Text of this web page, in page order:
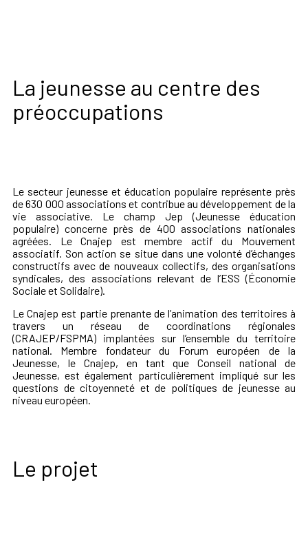
La jeunesse au centre des
préoccupations
Le secteur jeunesse et éducation populaire représente près
de 630 000 associations et contribue au développement de la
vie associative. Le champ Jep (Jeunesse éducation
populaire) concerne près de 400 associations nationales
agréées. Le Cnajep est membre actif du Mouvement
associatif. Son action se situe dans une volonté d’échanges
constructifs avec de nouveaux collectifs, des organisations
syndicales, des associations relevant de l’ESS (Économie
Sociale et Solidaire).
Le Cnajep est partie prenante de l’animation des territoires à
travers un réseau de coordinations régionales
(CRAJEP/FSPMA) implantées sur l’ensemble du territoire
national. Membre fondateur du Forum européen de la
Jeunesse, le Cnajep, en tant que Conseil national de
Jeunesse, est également particulièrement impliqué sur les
questions de citoyenneté et de politiques de jeunesse au
niveau européen.
Le projet